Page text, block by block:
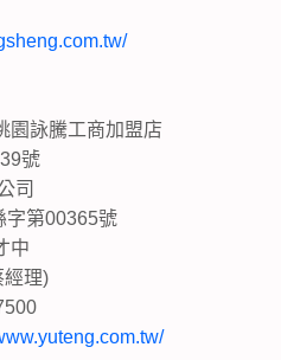
園詠騰工商加盟店
號
司
字第00365號
中
理)